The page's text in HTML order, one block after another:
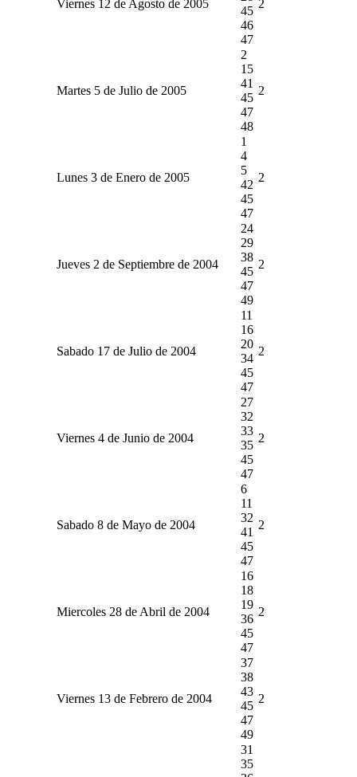
Viernes 12 de Agosto de 2005
45
46
47
2
Martes 5 de Julio de 2005
2
15
41
45
47
48
2
Lunes 3 de Enero de 2005
1
4
5
42
45
47
2
Jueves 2 de Septiembre de 2004
24
29
38
45
47
49
2
Sabado 17 de Julio de 2004
11
16
20
34
45
47
2
Viernes 4 de Junio de 2004
27
32
33
35
45
47
2
Sabado 8 de Mayo de 2004
6
11
32
41
45
47
2
Miercoles 28 de Abril de 2004
16
18
19
36
45
47
2
Viernes 13 de Febrero de 2004
37
38
43
45
47
49
2
31
35